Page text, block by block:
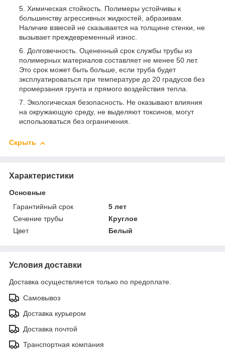
Химическая стойкость. Полимеры устойчивы к
большинству агрессивных жидкостей, абразивам.
Наличие взвесей не сказывается на толщине стенки, не
вызывает преждевременный износ.
Долговечность. Оцененный срок службы трубы из
полимерных материалов составляет не менее 50 лет.
Это срок может быть больше, если труба будет
эксплуатироваться при температуре до 20 градусов без
промерзания грунта и прямого воздействия тепла.
Экологическая безопасность. Не оказывают влияния
на окружающую среду, не выделяют токсинов, могут
использоваться без ограничения.
Скрыть
Характеристики
Основные
Гарантийный срок
5 лет
Сечение трубы
Круглое
Цвет
Белый
Условия доставки
Доставка осуществляется только по предоплате.
Самовывоз
Доставка курьером
Доставка почтой
Транспортная компания